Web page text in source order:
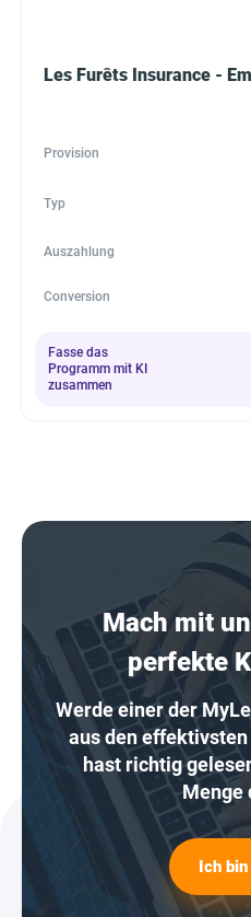
Les Furêts Insurance -
Provision
Typ
Auszahlung
Conversion
Fasse das
Programm mit KI
zusammen
Mach mit
perfekte
Werde einer der
aus den
hast richtig
Menge
Ich bin